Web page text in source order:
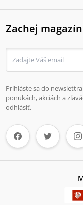
Zachej magazín
Prihláste sa do
ponukách, akciách a
odhlásiť.